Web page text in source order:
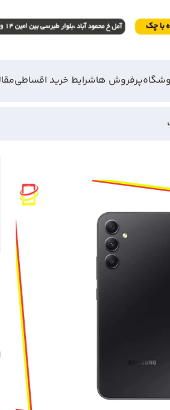
پرفروش هاشرایط خرید اقساطی